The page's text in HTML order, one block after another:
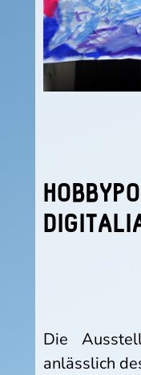
Die
anlässlich